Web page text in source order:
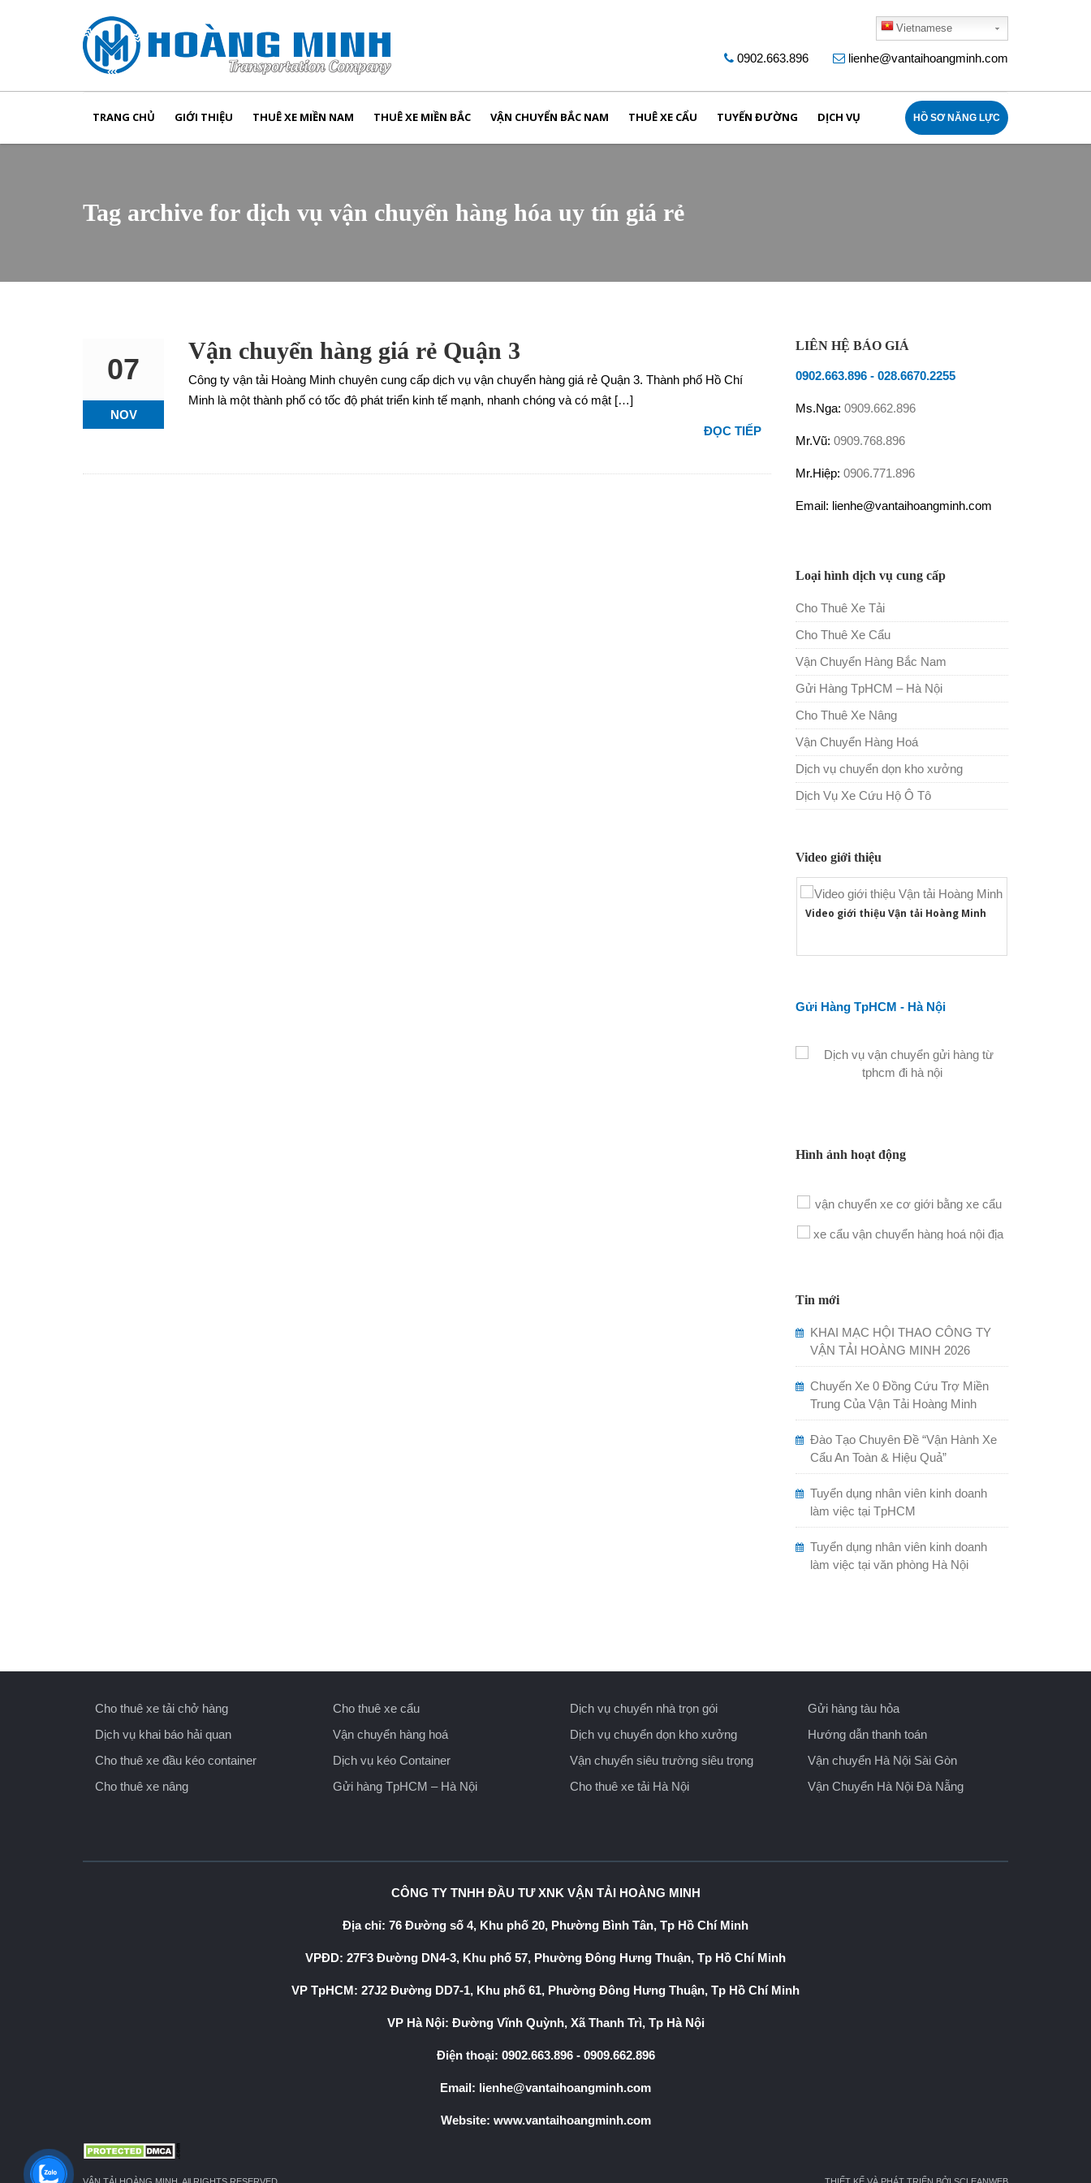
Vietnamese
0902.663.896 lienhe@vantaihoangminh.com
TRANG CHỦ GIỚI THIỆU THUÊ XE MIỀN NAM THUÊ XE MIỀN BẮC VẬN CHUYỂN BẮC NAM THUÊ XE CẨU TUYẾN ĐƯỜNG DỊCH VỤ HỒ SƠ NĂNG LỰC
Tag archive for dịch vụ vận chuyển hàng hóa uy tín giá rẻ
07
NOV
Vận chuyển hàng giá rẻ Quận 3
Công ty vận tải Hoàng Minh chuyên cung cấp dịch vụ vận chuyển hàng giá rẻ Quận 3. Thành phố Hồ Chí
Minh là một thành phố có tốc độ phát triển kinh tế mạnh, nhanh chóng và có mật […]
ĐỌC TIẾP
LIÊN HỆ BÁO GIÁ
0902.663.896- 028.6670.2255
Ms.Nga: 0909.662.896
Mr.Vũ: 0909.768.896
Mr.Hiệp: 0906.771.896
Email: lienhe@vantaihoangminh.com
Loại hình dịch vụ cung cấp
Cho Thuê Xe Tải
Cho Thuê Xe Cẩu
Vận Chuyển Hàng Bắc Nam
Gửi Hàng TpHCM – Hà Nội
Cho Thuê Xe Nâng
Vận Chuyển Hàng Hoá
Dịch vụ chuyển dọn kho xưởng
Dịch Vụ Xe Cứu Hộ Ô Tô
Video giới thiệu
Video giới thiệu Vận tải Hoàng Minh
Gửi Hàng TpHCM - Hà Nội
Hình ảnh hoạt động
Tin mới
KHAI MẠC HỘI THAO CÔNG TY
VẬN TẢI HOÀNG MINH 2026
Chuyến Xe 0 Đồng Cứu Trợ Miền
Trung Của Vận Tải Hoàng Minh
Đào Tạo Chuyên Đề “Vận Hành Xe
Cẩu An Toàn & Hiệu Quả”
Tuyển dụng nhân viên kinh doanh
làm việc tại TpHCM
Tuyển dụng nhân viên kinh doanh
làm việc tại văn phòng Hà Nội
Cho thuê xe tải chở hàng
Dịch vụ khai báo hải quan
Cho thuê xe đầu kéo container
Cho thuê xe nâng
Cho thuê xe cẩu
Vận chuyển hàng hoá
Dịch vụ kéo Container
Gửi hàng TpHCM – Hà Nội
Dịch vụ chuyển nhà trọn gói
Dịch vụ chuyển dọn kho xưởng
Vận chuyển siêu trường siêu trọng
Cho thuê xe tải Hà Nội
Gửi hàng tàu hỏa
Hướng dẫn thanh toán
Vận chuyển Hà Nội Sài Gòn
Vận Chuyển Hà Nội Đà Nẵng
CÔNG TY TNHH ĐẦU TƯ XNK VẬN TẢI HOÀNG MINH
Địa chỉ: 76 Đường số 4, Khu phố 20, Phường Bình Tân, Tp Hồ Chí Minh
VPĐD: 27F3 Đường DN4-3, Khu phố 57, Phường Đông Hưng Thuận, Tp Hồ Chí Minh
VP TpHCM: 27J2 Đường DD7-1, Khu phố 61, Phường Đông Hưng Thuận, Tp Hồ Chí Minh
VP Hà Nội: Đường Vĩnh Quỳnh, Xã Thanh Trì, Tp Hà Nội
Điện thoại: 0902.663.896- 0909.662.896
Email: lienhe@vantaihoangminh.com
Website: www.vantaihoangminh.com